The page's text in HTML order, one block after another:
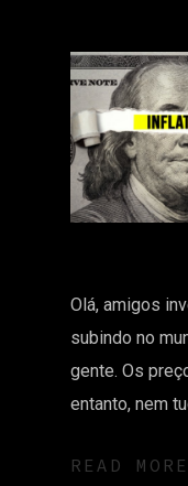
Olá, amigos
subindo no
gente. Os
entanto, nem
READ MORE